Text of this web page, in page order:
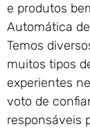
e produtos
Automática
Temos
muitos tipos
experientes
voto de
responsáveis